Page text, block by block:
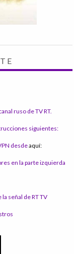
ruso de TV RT.
siguientes:
desdeaquí:
en la parte izquierda
señal de RT TV